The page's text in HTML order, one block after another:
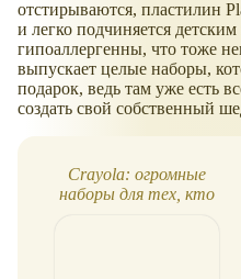
отстирываются, пластилин
и легко подчиняется
гипоаллергенны, что тоже
выпускает целые наборы,
подарок, ведь там уже есть
создать свой собственный
Crayola: огромные
наборы для тех, кто